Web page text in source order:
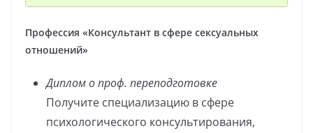
Профессия «Консультант в сфере сексуальных
отношений»
Диплом о проф. переподготовке
Получите специализацию в сфере
психологического консультирования,